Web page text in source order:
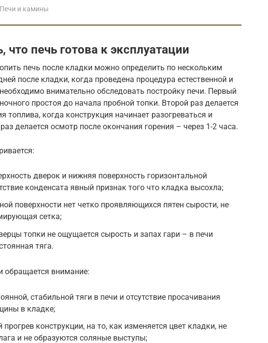
Печи и камины
что печь готова к эксплуатации
печь после кладки можно определить по нескольким
после кладки, когда проведена процедура естественной и
внимательно обследовать постройку печи. Первый
простоя до начала пробной топки. Второй раз делается
топлива, когда конструкция начинает разогреваться и
делается осмотр после окончания горения – через 1-2 часа.
дверок и нижняя поверхность горизонтальной
конденсата явный признак того что кладка высохла;
поверхности нет четко проявляющихся пятен сырости, не
сетка;
топки не ощущается сырость и запах гари – в печи
тяга.
обращается внимание:
стабильной тяги в печи и отсутствие просачивания
в кладке;
конструкции, на то, как изменяется цвет кладки, не
и не образуются соляные выступы;